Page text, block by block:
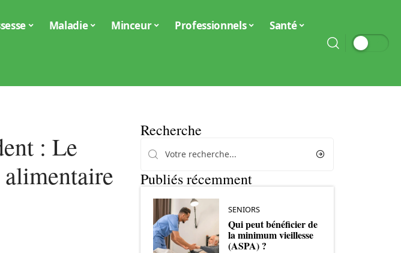
Maladie Minceur Professionnels Santé
: Le
Recherche
Publiés récemment
SENIORS
Qui peut bénéficier de
la minimum vieillesse
(ASPA) ?